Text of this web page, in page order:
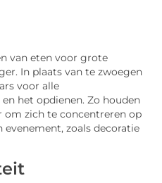
van eten voor grote
In plaats van te zwoegen
voor alle
het opdienen. Zo houden
om zich te concentreren op
evenement, zoals decoratie